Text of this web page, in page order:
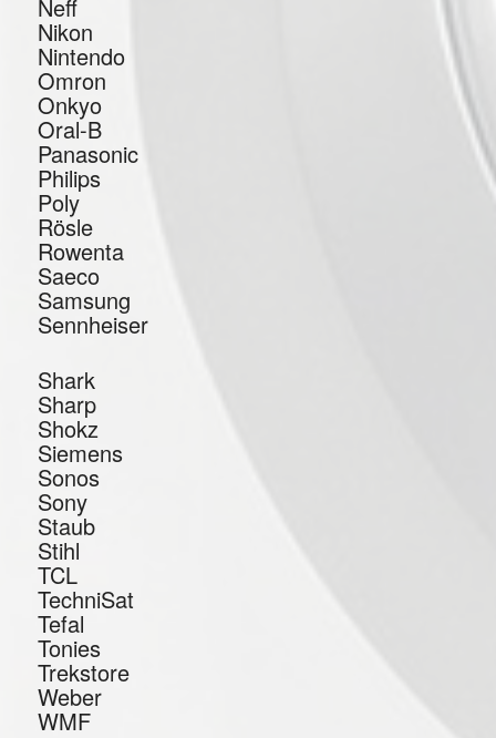
Neff
Nikon
Nintendo
Omron
Onkyo
Oral-B
Panasonic
Philips
Poly
Rösle
Rowenta
Saeco
Samsung
Sennheiser
Shark
Sharp
Shokz
Siemens
Sonos
Sony
Staub
Stihl
TCL
TechniSat
Tefal
Tonies
Trekstore
Weber
WMF